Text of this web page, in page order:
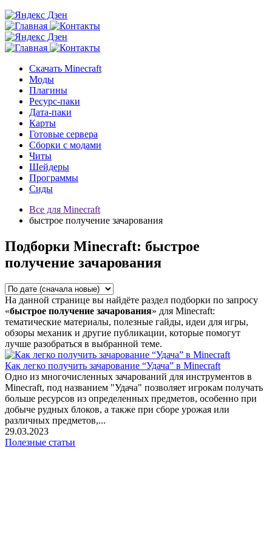
Скачать Minecraft
Моды
Плагины
Ресурс-паки
Дата-паки
Карты
Готовые сервера
Сборки с модами
Читы
Шейдеры
Программы
Сиды
Все для Minecraft
быстрое получение зачарования
Подборки Minecraft: быстрое
получение зачарования
На данной странице вы найдёте раздел подборки по запросу
«быстрое получение зачарования» для Minecraft:
тематические материалы, полезные гайды, идеи для игры,
обзоры механик и другие публикации, которые помогут
лучше разобраться в выбранной теме.
Как легко получить зачарование “Удача” в Minecraft
Одно из многочисленных зачарований для инструментов в
Minecraft, под названием "Удача" позволяет игрокам получать
больше ресурсов из определенных предметов, особенно при
добыче рудных блоков, а также при сборе урожая или
различных предметов,...
29.03.2023
Полезные статьи